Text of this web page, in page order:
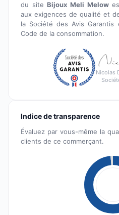
du siteBijoux Meli Melow
aux exigences de qualité et
la Société des Avis Garantis
Code de la consommation.
Nicolas
Indice de transparence
Évaluez par vous-même la
clients de ce commerçant.